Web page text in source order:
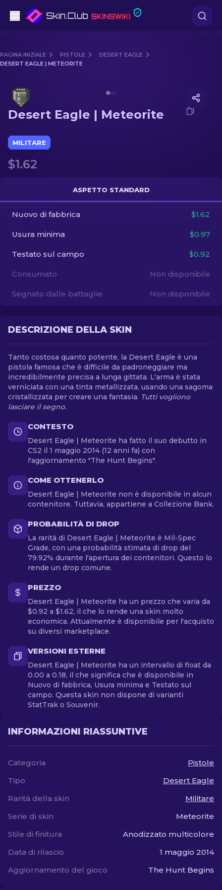
Fascia media
Fucile di precisione
Coltelli
Guanto
Altro
PAGINA INIZIALE PISTOLE
DESERT EAGLE
DESERT EAGLE | METEORITE
Desert Eagle | Meteorite
MILITARE
$1.62
ASPETTO STANDARD
Nuovo di fabbrica $1.62
Usura minima $0.97
Testato sul campo $0.92
Consumato Non disponibile
Segnato dalle battaglie Non disponibile
DESCRIZIONE DELLA SKIN
Tanto costosa quanto potente, la Desert Eagle è una
pistola famosa che è difficile da padroneggiare ma
incredibilmente precisa a lunga gittata. L'arma è stata
verniciata con una tinta metallizzata, usando una sagoma
cristallizzata per creare una fantasia. Tutti vogliono
lasciare il segno.
CONTESTO
Desert Eagle | Meteorite ha fatto il suo debutto in
CS2 il 1 maggio 2014 (12 anni fa) con
l'aggiornamento "The Hunt Begins".
COME OTTENERLO
Desert Eagle | Meteorite non è disponibile in alcun
contenitore. Tuttavia, appartiene a Collezione Bank.
PROBABILITÀ DI DROP
La rarità di Desert Eagle | Meteorite è Mil-Spec
Grade, con una probabilità stimata di drop del
79.92% durante l'apertura dei contenitori. Questo lo
rende un drop comune.
PREZZO
Desert Eagle | Meteorite ha un prezzo che varia da
$0.92 a $1.62, il che lo rende una skin molto
economica. Attualmente è disponibile per l'acquisto
su diversi marketplace.
VERSIONI ESTERNE
Desert Eagle | Meteorite ha un intervallo di float da
0.00 a 0.18, il che significa che è disponibile in
Nuovo di fabbrica, Usura minima e Testato sul
campo. Questa skin non dispone di varianti
StatTrak o Souvenir.
INFORMAZIONI RIASSUNTIVE
Categoria
Pistole
Tipo
Desert Eagle
Rarità della skin
Militare
Serie di skin
Meteorite
Stile di finitura
Anodizzato multicolore
Data di rilascio
1 maggio 2014
Aggiornamento del gioco
The Hunt Begins